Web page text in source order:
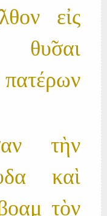
εἰς
θυ̃σαι
τὴν
καὶ